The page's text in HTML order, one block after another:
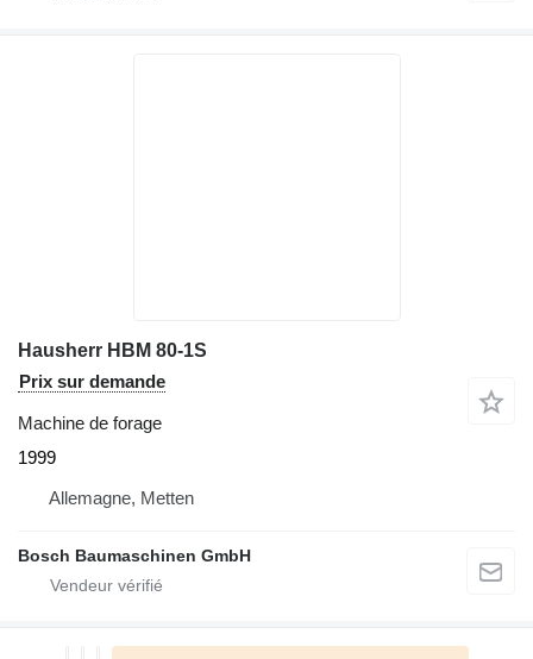
Hausherr HBM 80-1S
Prix sur demande
Machine de forage
1999
Allemagne, Metten
Bosch Baumaschinen GmbH